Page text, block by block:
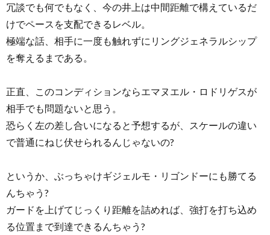
冗談でも何でもなく、今の井上は中間距離で構えているだ
けでペースを支配できるレベル。
極端な話、相手に一度も触れずにリングジェネラルシップ
を奪えるまである。
正直、このコンディションならエマヌエル・ロドリゲスが
相手でも問題ないと思う。
恐らく左の差し合いになると予想するが、スケールの違い
で普通にねじ伏せられるんじゃないの?
というか、ぶっちゃけギジェルモ・リゴンドーにも勝てる
んちゃう?
ガードを上げてじっくり距離を詰めれば、強打を打ち込め
る位置まで到達できるんちゃう?